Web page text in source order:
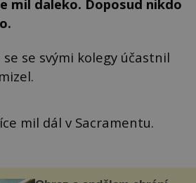
mil daleko. Doposud nikdo
se se svými kolegy účastnil
mil dál v Sacramentu.